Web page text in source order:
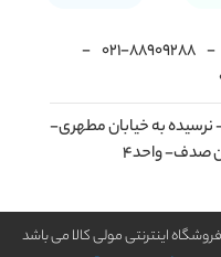
- ۰۲۱-۸۸۹۰۹۲۸۸ -
نرسیده به خیابان مطهری-
اینترنتی مولی کالا می باشد